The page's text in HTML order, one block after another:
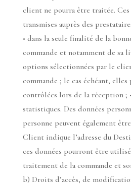
client ne pourra être traitée.
transmises auprès des
• dans la seule finalité de la
commande et notamment de sa
options sélectionnées par le
commande ; le cas échéant,
contrôlées lors de la réception ;
statistiques. Des données
personne peuvent également
Client indique l’adresse du
ces données pourront être
traitement de la commande et
b) Droits d’accès, de